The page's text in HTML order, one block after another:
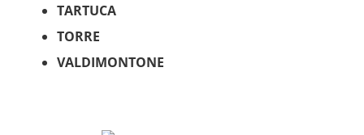
TARTUCA
TORRE
VALDIMONTONE